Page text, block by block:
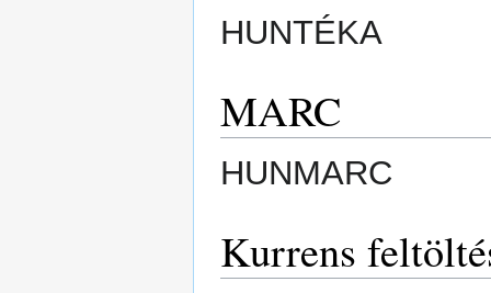
HUNTÉKA
MARC
HUNMARC
Kurrens